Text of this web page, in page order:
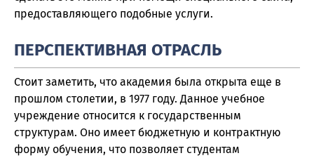
предоставляющего подобные услуги.
ПЕРСПЕКТИВНАЯ ОТРАСЛЬ
Стоит заметить, что академия была открыта еще в
прошлом столетии, в 1977 году. Данное учебное
учреждение относится к государственным
структурам. Оно имеет бюджетную и контрактную
форму обучения, что позволяет студентам